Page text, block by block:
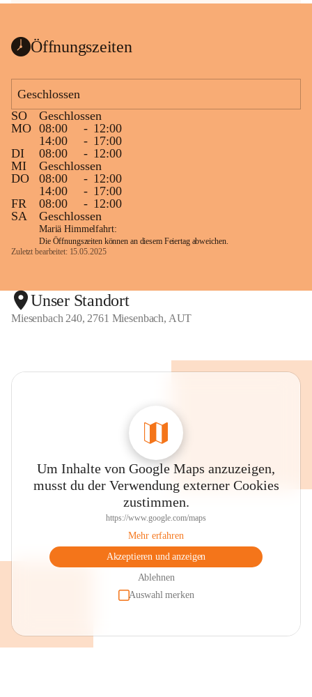
Öffnungszeiten
Geschlossen
SO
Geschlossen
MO 08:00 - 12:00
14:00
- 17:00
DI
08:00 - 12:00
MI
Geschlossen
DO
08:00 - 12:00
14:00
- 17:00
FR
08:00 - 12:00
SA
Geschlossen
Mariä Himmelfahrt:
Die Öffnungszeiten können an diesem Feiertag abweichen.
Zuletzt bearbeitet: 15.05.2025
Unser Standort
Miesenbach 240, 2761 Miesenbach, AUT
Um Inhalte von Google Maps anzuzeigen,
musst du der Verwendung externer Cookies
zustimmen.
https://www.google.com/maps
Mehr erfahren
Akzeptieren und anzeigen
Ablehnen
Auswahl merken